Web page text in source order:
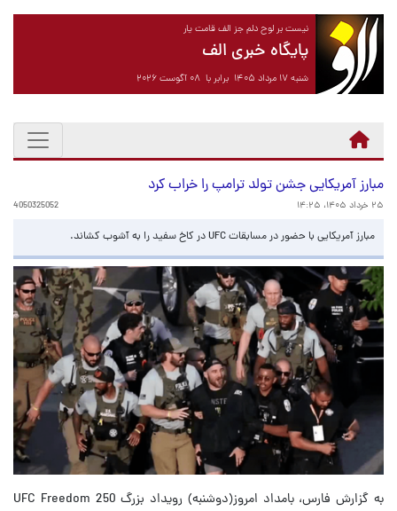
نیست بر لوح دلم جز الف قامت یار
پایگاه خبری الف
شنبه ۱۷ مرداد ۱۴۰۵ برابر با ۰۸ آگوست ۲۰۲۶
مبارز آمریکایی جشن تولد ترامپ را خراب کرد
۲۵ خرداد ۱۴۰۵، ۱۴:۲۵ 4050325052
مبارز آمریکایی با حضور در مسابقات UFC در کاخ سفید را به آشوب کشاند.
به گزارش فارس، بامداد امروز(دوشنبه) رویداد بزرگ UFC Freedom 250